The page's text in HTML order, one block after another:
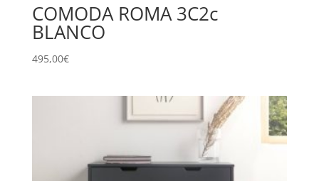
COMODA ROMA 3C2c
BLANCO
495,00€